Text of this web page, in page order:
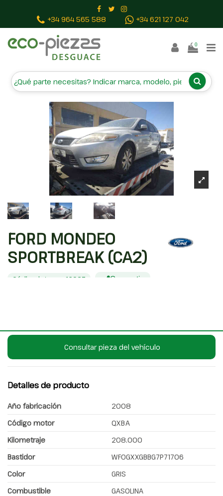
+34 964 565 588 +34 621 127 042
0
FORD MONDEO SPORTBREAK
FORD MONDEO
SPORTBREAK (CA2)
Código interno: 12937 Compartir
Consultar pieza del vehículo
Detalles de producto
Año fabricación
2008
Código motor
QXBA
Kilometraje
208.000
Bastidor
WF0GXXGBBG7P71706
Color
GRIS
Combustible
GASOLINA